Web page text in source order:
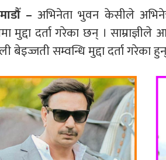
– अभिनेता भुवन केसीले
मुद्दा दर्ता गरेका छन् ।
सम्वन्धि मुद्दा दर्ता गरेका